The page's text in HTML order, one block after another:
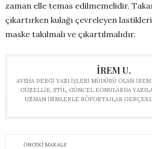
zaman elle temas edilmemelidir.
çıkartırken kulağı çevreleyen
maske takılmalı ve çıkartılmalıdır.
İREM U.
AYSHA DERGI YAZI İŞLERI MÜDÜRÜ OLAN
GÜZELLIK, STIL, GÜNCEL KONULARDA
UZMAN ISIMLERLE RÖPORTAJLAR
ÖNCEKI MAKALE